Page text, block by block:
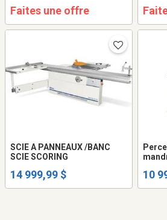
Faites une offre
SCIE A PANNEAUX /BANC
SCIE SCORING
14 999,99 $ 10